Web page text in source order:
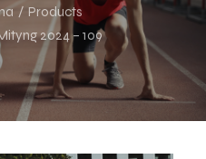
Products
2024 – 109